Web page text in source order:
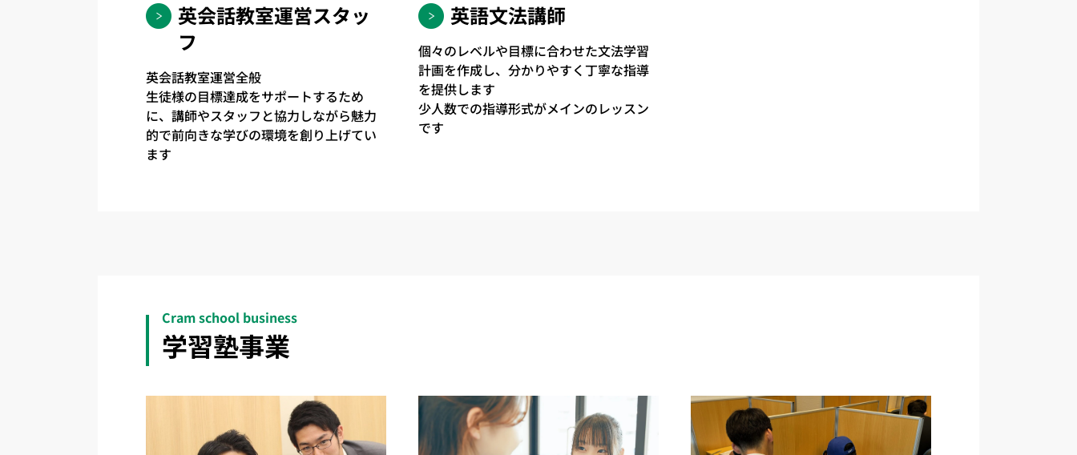
英会話教室運営スタッ
フ
英会話教室運営全般
生徒様の目標達成をサポートするため
に、講師やスタッフと協力しながら魅力
的で前向きな学びの環境を創り上げてい
ます
英語文法講師
個々のレベルや目標に合わせた文法学習
計画を作成し、分かりやすく丁寧な指導
を提供します
少人数での指導形式がメインのレッスン
です
Cram school business
学習塾事業